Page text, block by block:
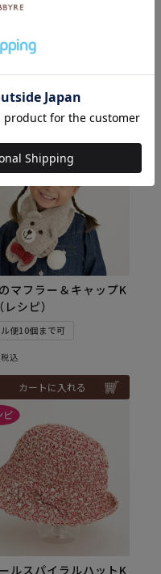
ステッチカーディガン
レシピ）
便10個まで可
税込
カートに入れる
マフラー＆キャップK
シピ）
便10個まで可
税込
カートに入れる
ルスパイラルハットK